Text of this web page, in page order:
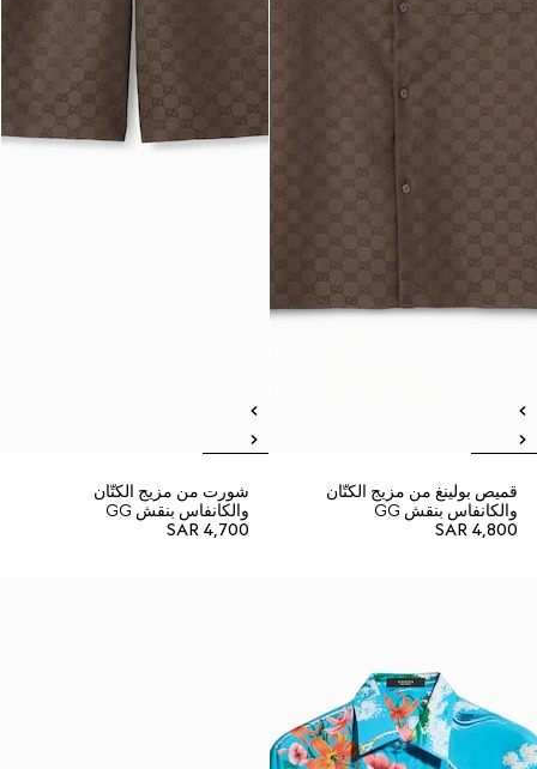
قميص بولينغ من مزيج الكتّان
والكانفاس بنقش GG
SAR 4,800
شورت من مزيج الكتّان
والكانفاس بنقش GG
SAR 4,700